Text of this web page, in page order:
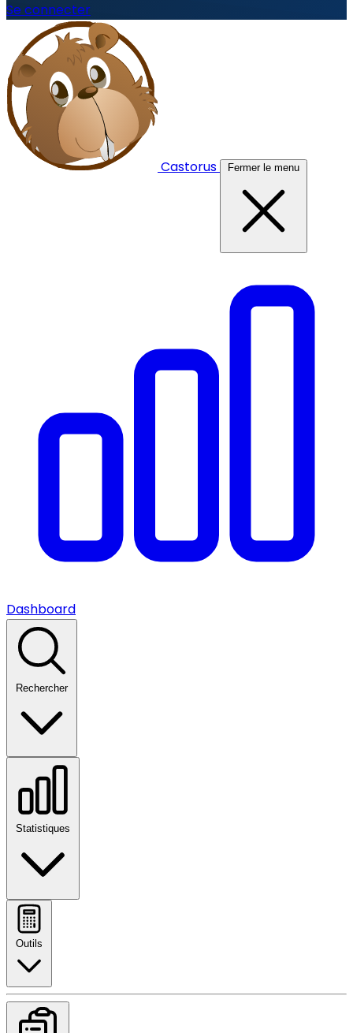
Se connecter
Castorus Fermer le menu
Dashboard
Rechercher
Statistiques
Outils